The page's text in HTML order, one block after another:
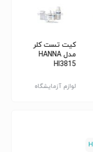
کیت تست کلر
مدل HANNA
HI3815
لوازم آزمایشگاه